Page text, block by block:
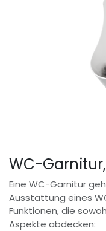
WC-
Eine WC-Garnitur
Ausstattung eines
Funktionen, die
Aspekte abdecken: